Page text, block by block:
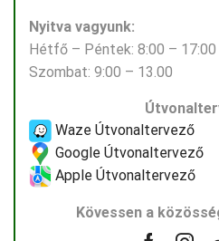
Nyitva vagyunk:
Hétfő – Péntek: 8:00 – 17:00
Szombat: 9:00 – 13.00
Waze Útvonaltervező
Google Útvonaltervező
Apple Útvonaltervező
Kövessen a